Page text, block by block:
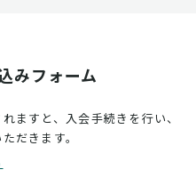
みフォーム
ますと、入会手続きを行い、
だきます。